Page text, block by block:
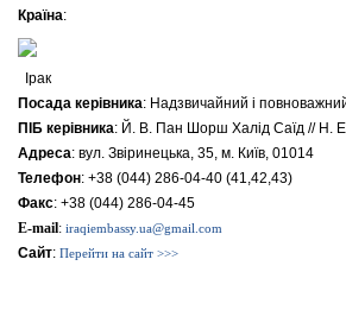
Країна:
Ірак
Посада керівника: Надзвичайний i
ПІБ керівника: Й. В. Пан Шорш Халід Саїд // H.
Адреса: вул. Звіринецька, 35, м. Київ, 01014
Телефон: +38 (044) 286-04-40 (41,42,43)
Факс: +38 (044) 286-04-45
E-mail: iraqiembassy.ua@gmail.com
Сайт: Перейти на сайт >>>